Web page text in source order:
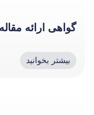
گواهی ارائه مقاله
بیشتر بخوانید